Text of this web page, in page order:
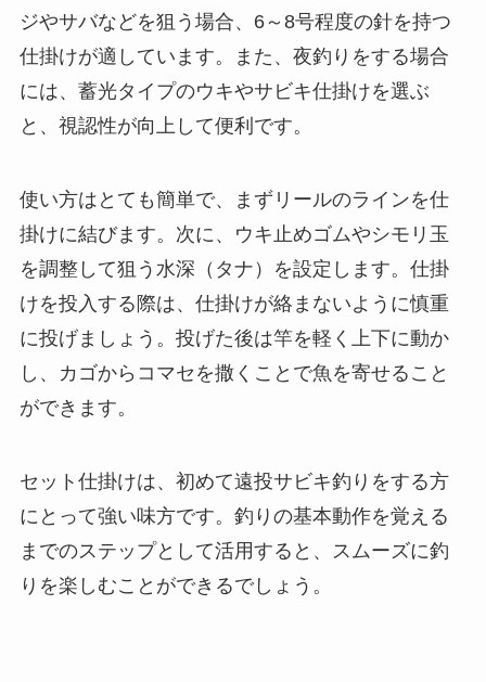
ジやサバなどを狙う場合、6～8号程度の針を持つ
仕掛けが適しています。また、夜釣りをする場合
には、蓄光タイプのウキやサビキ仕掛けを選ぶ
と、視認性が向上して便利です。
使い方はとても簡単で、まずリールのラインを仕
掛けに結びます。次に、ウキ止めゴムやシモリ玉
を調整して狙う水深（タナ）を設定します。仕掛
けを投入する際は、仕掛けが絡まないように慎重
に投げましょう。投げた後は竿を軽く上下に動か
し、カゴからコマセを撒くことで魚を寄せること
ができます。
セット仕掛けは、初めて遠投サビキ釣りをする方
にとって強い味方です。釣りの基本動作を覚える
までのステップとして活用すると、スムーズに釣
りを楽しむことができるでしょう。